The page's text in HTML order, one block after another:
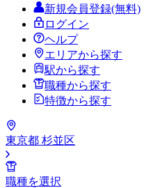
新規会員登録(無料)
ログイン
ヘルプ
エリアから探す
駅から探す
職種から探す
特徴から探す
東京都 杉並区
職種を選択